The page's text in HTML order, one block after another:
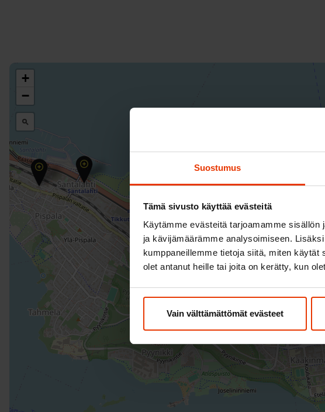
Suostumus
Tämä sivusto käyttää evästeitä
Käytämme evästeitä tarjoamamme
ja kävijämäärämme analysoimiseen.
kumppaneillemme tietoja siitä, miten
olet antanut heille tai joita on kerätty, kun
Vain välttämättömät evästeet
+
−